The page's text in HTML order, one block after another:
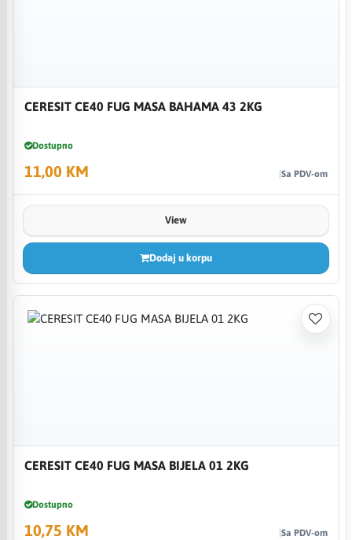
CERESIT CE40 FUG MASA BAHAMA 43 2KG
Dostupno
11,00 KM Sa PDV-om
View
Dodaj u korpu
CERESIT CE40 FUG MASA BIJELA 01 2KG
Dostupno
10,75 KM Sa PDV-om